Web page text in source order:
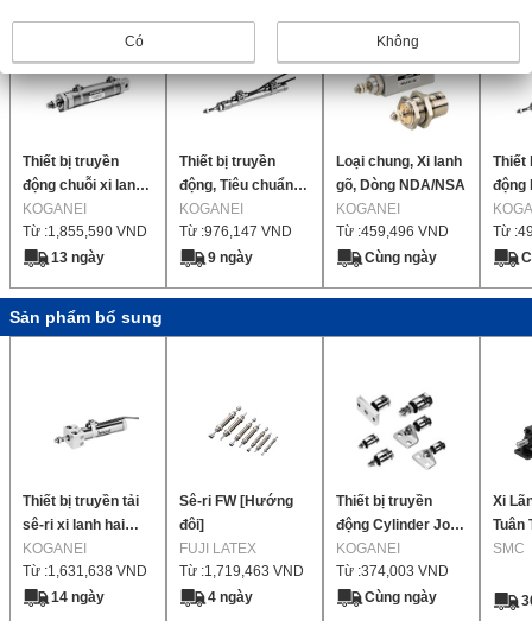
Thiết bị truyền
động chuỗi xi lanh
sáng xi lanh tốc độ
thấp
KOGANEI
Từ :1,855,590 VND
13 ngày
Thiết bị truyền
động, Tiêu chuẩn,
Dòng xi lanh bút,
Thanh đơn / Thanh
đôi
KOGANEI
Từ :976,147 VND
9 ngày
Loại chung, Xi lanh
gõ, Dòng NDA/NSA
KOGANEI
Từ :459,496 VND
Cùng ngày
Thiết
động
lanh
Từ :
Sản phẩm bổ sung
Thiết bị truyền tải
sê-ri xi lanh hai
cổng xi lanh tiêu
chuẩn
KOGANEI
Từ :1,631,638 VND
14 ngày
Sê-ri FW [Hướng
đôi]
FUJI LATEX
Từ :1,719,463 VND
4 ngày
Thiết bị truyền
động Cylinder Joint
CJ Series
KOGANEI
Từ :374,003 VND
Cùng ngày
Xi
Tuân
Đơn
SMC
Có Không